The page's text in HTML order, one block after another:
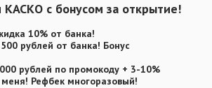
с бонусом за открытие!
10% от банка!
500 рублей от банка! Бонус
рублей по промокоду + 3-10%
Рефбек многоразовый!